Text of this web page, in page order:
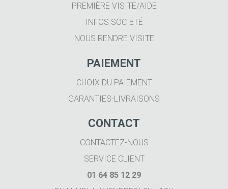
PREMIÈRE VISITE/AIDE
INFOS SOCIÉTÉ
NOUS RENDRE VISITE
PAIEMENT
CHOIX DU PAIEMENT
GARANTIES-LIVRAISONS
CONTACT
CONTACTEZ-NOUS
SERVICE CLIENT
01 64 85 12 29